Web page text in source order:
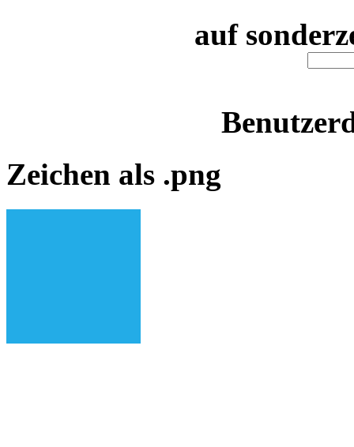
auf
Zeichen als .png